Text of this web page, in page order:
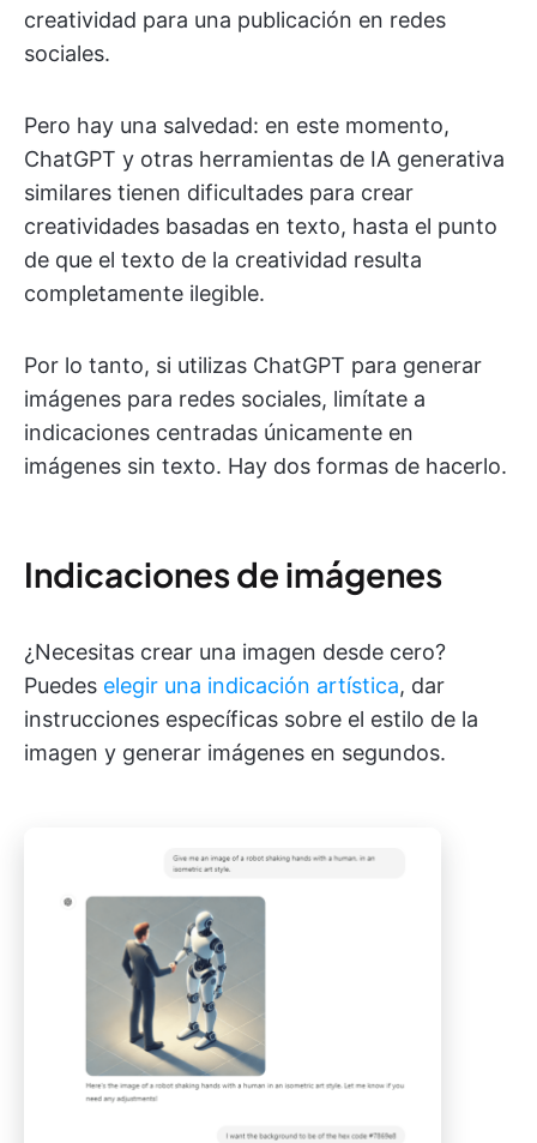
creatividad para una publicación en redes
sociales.
Pero hay una salvedad: en este momento,
ChatGPT y otras herramientas de IA generativa
similares tienen dificultades para crear
creatividades basadas en texto, hasta el punto
de que el texto de la creatividad resulta
completamente ilegible.
Por lo tanto, si utilizas ChatGPT para generar
imágenes para redes sociales, limítate a
indicaciones centradas únicamente en
imágenes sin texto. Hay dos formas de hacerlo.
Indicaciones de imágenes
¿Necesitas crear una imagen desde cero?
Puedes elegir una indicación artística, dar
instrucciones específicas sobre el estilo de la
imagen y generar imágenes en segundos.